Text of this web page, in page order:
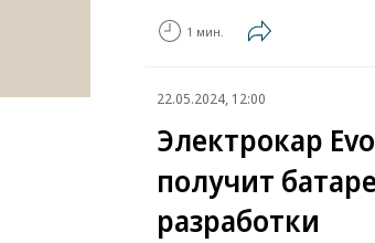
1 мин.
22.05.2024, 12:00
Электрокар
получит
разработки